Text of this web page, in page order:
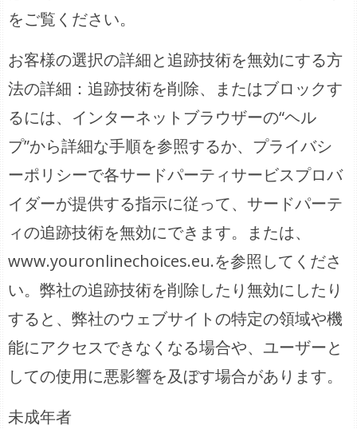
をご覧ください。
お客様の選択の詳細と追跡技術を無効にする方
法の詳細：追跡技術を削除、またはブロックす
るには、インターネットブラウザーの“ヘル
プ”から詳細な手順を参照するか、プライバシ
ーポリシーで各サードパーティサービスプロバ
イダーが提供する指示に従って、サードパーテ
ィの追跡技術を無効にできます。または、
www.youronlinechoices.eu.を参照してくださ
い。弊社の追跡技術を削除したり無効にしたり
すると、弊社のウェブサイトの特定の領域や機
能にアクセスできなくなる場合や、ユーザーと
しての使用に悪影響を及ぼす場合があります。
未成年者